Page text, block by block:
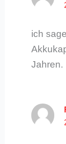
ich
Jahren.